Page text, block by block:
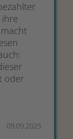
oder
09.09.2025